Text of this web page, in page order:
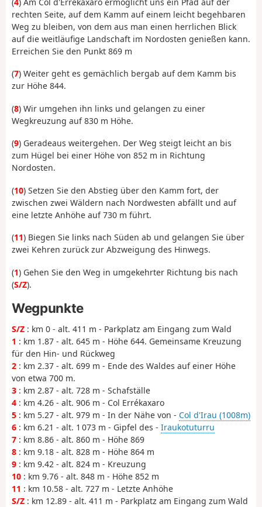
rechten Seite, auf dem Kamm auf einem leicht begehbaren
Weg zu bleiben, von dem aus man einen herrlichen Blick
auf die weitläufige Landschaft im Nordosten genießen kann.
Erreichen Sie den Punkt 869 m
(7) Weiter geht es gemächlich bergab auf dem Kamm bis
zur Höhe 844.
(8) Wir umgehen ihn links und gelangen zu einer
Wegkreuzung auf 830 m Höhe.
(9) Geradeaus weitergehen. Der Weg steigt leicht an bis
zum Hügel bei einer Höhe von 852 m in Richtung
Nordosten.
(10) Setzen Sie den Abstieg über den Kamm fort, der
zwischen zwei Wäldern nach Nordwesten abfällt und auf
eine letzte Anhöhe auf 730 m führt.
(11) Biegen Sie links nach Süden ab und gelangen Sie über
zwei Kehren zurück zur Abzweigung des Hinwegs.
(1) Gehen Sie den Weg in umgekehrter Richtung bis nach
(S/Z).
Wegpunkte
S/Z : km 0 - alt. 411 m - Parkplatz am Eingang zum Wald
1 : km 1.87 - alt. 645 m - Höhe 644. Gemeinsame Kreuzung
für den Hin- und Rückweg
2 : km 2.37 - alt. 699 m - Ende des Waldes auf einer Höhe
von etwa 700 m.
3 : km 2.87 - alt. 728 m - Schafställe
4 : km 4.26 - alt. 906 m - Col Errékaxaro
5 : km 5.27 - alt. 979 m - In der Nähe von - Col d'Irau (1008m)
6 : km 6.21 - alt. 1 073 m - Gipfel des - Iraukotuturru
7 : km 8.86 - alt. 860 m - Höhe 869
8 : km 9.18 - alt. 828 m - Höhe 864 m
9 : km 9.42 - alt. 824 m - Kreuzung
10 : km 9.76 - alt. 848 m - Höhe 852 m
11 : km 10.58 - alt. 727 m - Letzte Anhöhe
S/Z : km 12.89 - alt. 411 m - Parkplatz am Eingang zum Wald